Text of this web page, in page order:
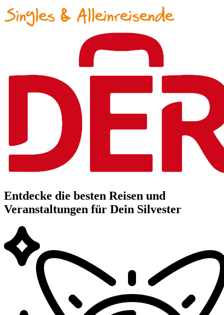
Entdecke die besten Reisen und
Veranstaltungen für Dein Silvester